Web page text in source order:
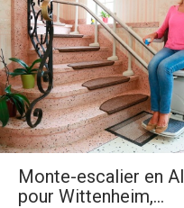
Monte-escalier en
pour Wittenheim,...